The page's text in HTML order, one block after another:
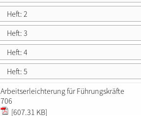
Heft: 2
Heft: 3
Heft: 4
Heft: 5
Arbeitserleichterung für Führungskräfte
706
[607.31 KB]